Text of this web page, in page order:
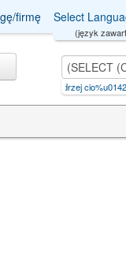
firmę Select
(język
cio%u0142kowski|